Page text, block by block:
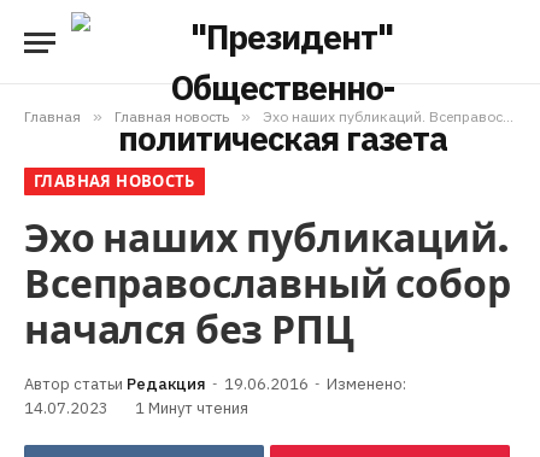
Главная » Главная новость » Эхо наших публикаций. Всеправославный собор начался без РПЦ
ГЛАВНАЯ НОВОСТЬ
Эхо наших публикаций.
Всеправославный собор
начался без РПЦ
Редакция 19.06.2016
Изменено:
14.07.2023
1 Минут чтения